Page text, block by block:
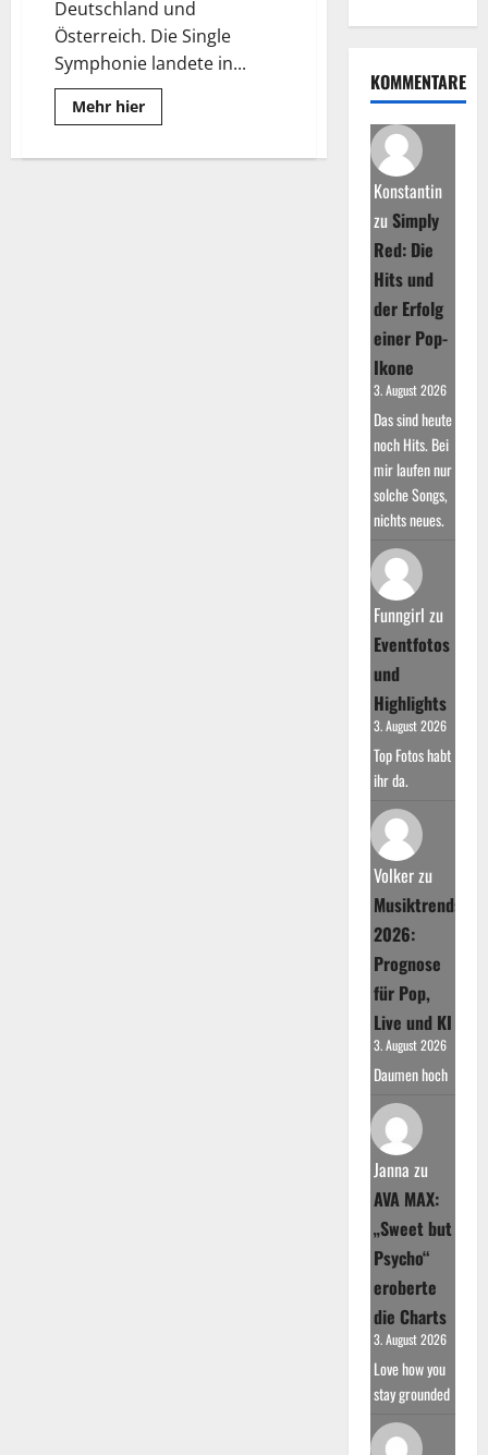
Deutschland und
Österreich. Die Single
Symphonie landete in...
Mehr hierRead
more
Eine
KOMMENTARE
Konstantin
zu Simply
Red: Die
Hits und
der Erfolg
einer Pop-
Ikone
3. August 2026
Das sind heute
noch Hits. Bei
mir laufen nur
solche Songs,
nichts neues.
Funngirl zu
Eventfotos
und
Highlights
3. August 2026
Top Fotos habt
ihr da.
Volkerzu
Musiktrends
2026:
Prognose
für Pop,
Live und KI
3. August 2026
Daumen hoch
Janna zu
AVA MAX:
„Sweet but
Psycho“
eroberte
die Charts
3. August 2026
Love how you
stay grounded